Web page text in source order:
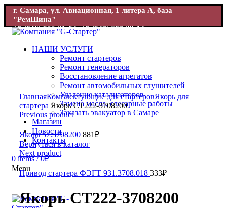
г. Самара, ул. Авиационная, 1 литера А, база
"РемШина"
+7 (846) 955-01-02; +7 (927) 687-38-12
г. Самара, ул. Авиационная, 1 база "РемШина"
01-02; +7 (927) 687-38-12
НАШИ УСЛУГИ
Ремонт стартеров
Ремонт генераторов
Восстановление агрегатов
Ремонт автомобильных глушителей
Удаление катализаторов
Замена масла, слесарные работы
Заказать эвакуатор в Самаре
Магазин
Новости
Контакты
0 items / 0₽
Menu
Увеличить
ГлавнаяКомплектующие для стартеровЯкорь для
стартера Якорь СТ222-3708200
Previous product
Якорь 57.3708200 881₽
Вернуться в каталог
Next product
Привод стартера ФЭГТ 931.3708.018 333₽
Якорь СТ222-3708200